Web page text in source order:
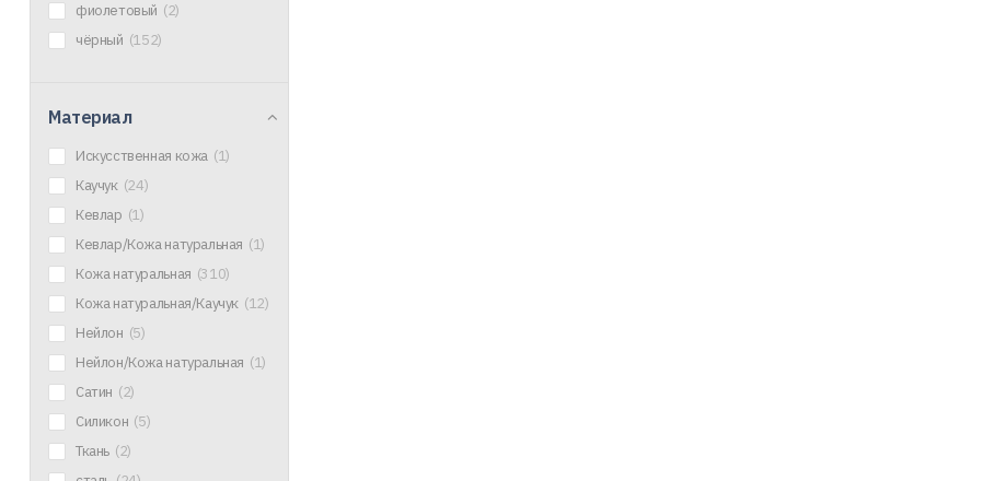
фиолетовый (2)
чёрный (152)
Материал
Искусственная кожа (1)
Каучук (24)
Кевлар (1)
Кевлар/Кожа натуральная (1)
Кожа натуральная (310)
Кожа натуральная/Каучук (12)
Нейлон (5)
Нейлон/Кожа натуральная (1)
Сатин (2)
Силикон (5)
Ткань (2)